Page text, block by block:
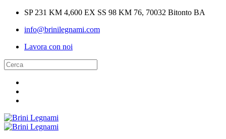
SP 231 KM 4,600 EX SS 98 KM 76, 70032 Bitonto BA
info@brinilegnami.com
Lavora con noi